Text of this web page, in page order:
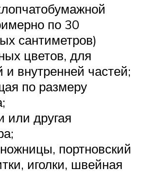
по 30
сантиметров)
цветов, для
и внутренней частей;
по размеру
или другая
портновский
иголки, швейная